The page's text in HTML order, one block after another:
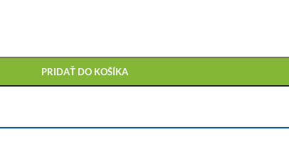
PRIDAŤ DO KOŠÍKA